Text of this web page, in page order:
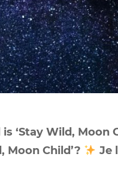
NEPTUNUS
PLUTO
CHIRON
ORAKEL
RITUELEN
SPIRIT ANIMALS
‘Stay Wild, Moon
Moon Child’?
Je